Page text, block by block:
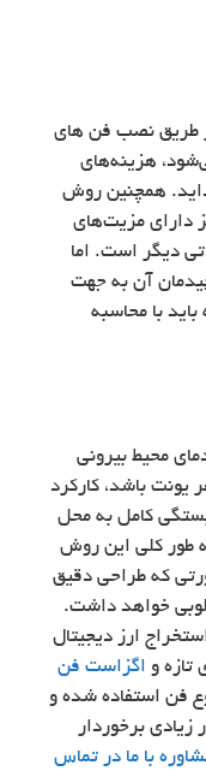
طریق نصب فن‌ های
هزینه‌های
همچنین روش
دارای مزیت‌های
دیگر است. اما
آن به جهت
با محاسبه
محیط بیرونی
یونت باشد، کارکرد
کامل به محل
طور کلی این روش
که طراحی دقیق
خواهد داشت.
ارز دیجیتال
و اگزاست فن
فن استفاده شده و
برخوردار
با ما در تماس